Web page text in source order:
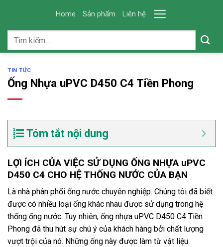
content
Home Sản phẩm Liên hệ
Tìm
TIN TỨC
Ống Nhựa uPVC D450 C4 Tiền Phong
Tóm tắt nội dung
LỢI ÍCH CỦA VIỆC SỬ DỤNG ỐNG NHỰA uPVC
D450 C4 CHO HỆ THỐNG NƯỚC CỦA BẠN
Là nhà phân phối ống nước chuyên nghiệp. Chúng tôi đã biết
được có nhiều loại ống khác nhau được sử dụng trong hệ
thống ống nước. Tuy nhiên, ống nhựa uPVC D450 C4 Tiền
Phong đã thu hút sự chú ý của khách hàng bởi chất lượng
vượt trội của nó. Những ống này được làm từ vật liệu